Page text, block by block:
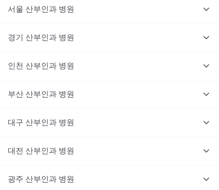
서울 산부인과 병원
경기 산부인과 병원
인천 산부인과 병원
부산 산부인과 병원
대구 산부인과 병원
대전 산부인과 병원
광주 산부인과 병원